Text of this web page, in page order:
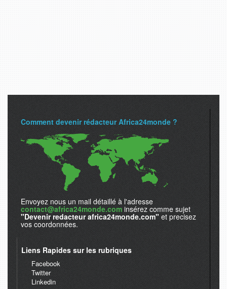
Comment devenir rédacteur Africa24monde ?
Envoyez nous un mail détaillé à l'adresse
contact@africa24monde.com insérez comme sujet
"Devenir redacteur africa24monde.com" et precisez
vos coordonnées.
Liens Rapides sur les rubriques
Facebook
Twitter
Linkedin